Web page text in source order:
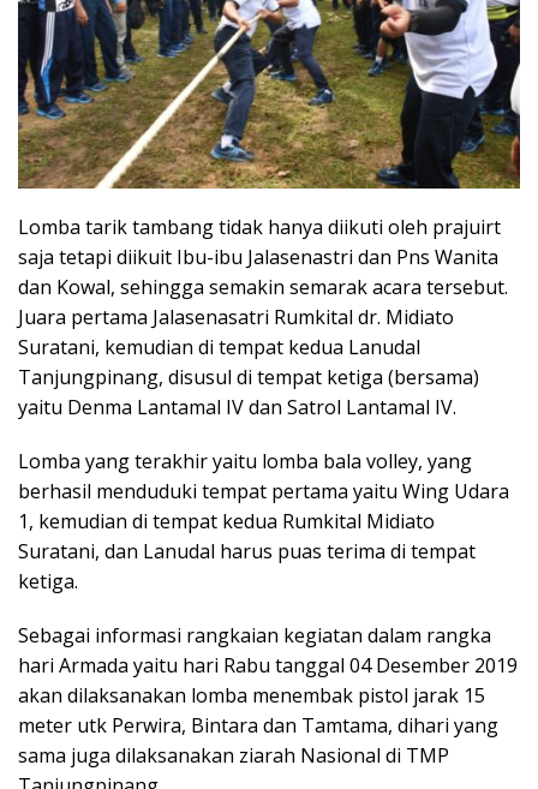
Lomba tarik tambang tidak hanya diikuti oleh prajuirt
saja tetapi diikuit Ibu-ibu Jalasenastri dan Pns Wanita
dan Kowal, sehingga semakin semarak acara tersebut.
Juara pertama Jalasenasatri Rumkital dr. Midiato
Suratani, kemudian di tempat kedua Lanudal
Tanjungpinang, disusul di tempat ketiga (bersama)
yaitu Denma Lantamal IV dan Satrol Lantamal IV.
Lomba yang terakhir yaitu lomba bala volley, yang
berhasil menduduki tempat pertama yaitu Wing Udara
1, kemudian di tempat kedua Rumkital Midiato
Suratani, dan Lanudal harus puas terima di tempat
ketiga.
Sebagai informasi rangkaian kegiatan dalam rangka
hari Armada yaitu hari Rabu tanggal 04 Desember 2019
akan dilaksanakan lomba menembak pistol jarak 15
meter utk Perwira, Bintara dan Tamtama, dihari yang
sama juga dilaksanakan ziarah Nasional di TMP